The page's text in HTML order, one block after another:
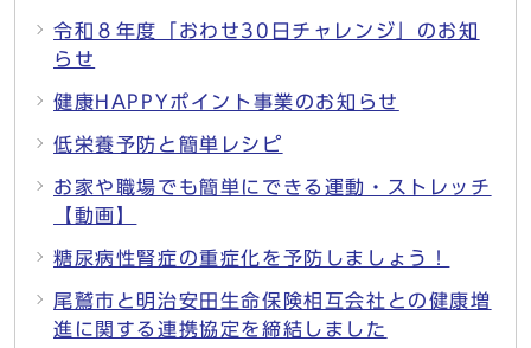
令和８年度「おわせ30日チャレンジ」のお知
らせ
健康HAPPYポイント事業のお知らせ
低栄養予防と簡単レシピ
お家や職場でも簡単にできる運動・ストレッチ
【動画】
糖尿病性腎症の重症化を予防しましょう！
尾鷲市と明治安田生命保険相互会社との健康増
進に関する連携協定を締結しました